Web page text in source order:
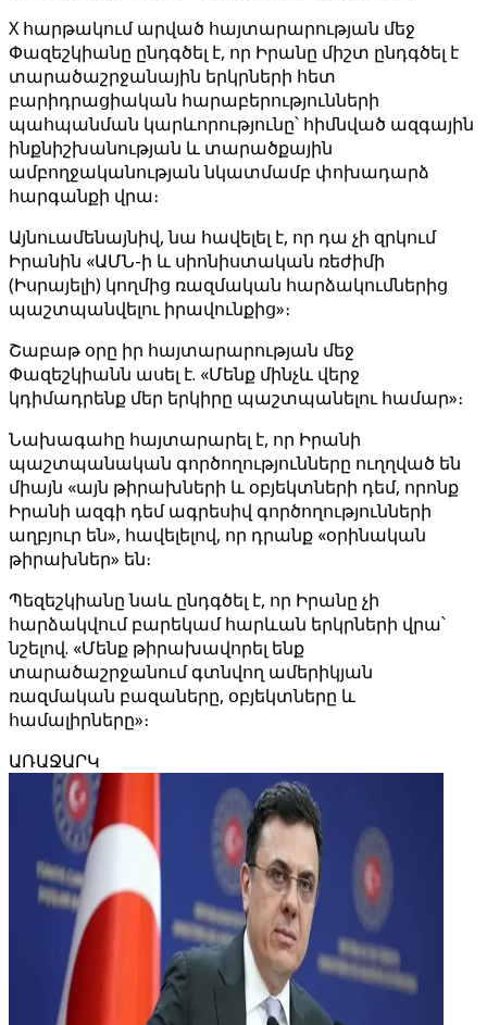
X հարթակում արված հայտարարության մեջ
Փազեշկիանը ընդգծել է, որ Իրանը միշտ ընդգծել է
տարածաշրջանային երկրների հետ
բարիդրացիական հարաբերությունների
պահպանման կարևորությունը՝ հիմնված ազգային
ինքնիշխանության և տարածքային
ամբողջականության նկատմամբ փոխադարձ
հարգանքի վրա։
Այնուամենայնիվ, նա հավելել է, որ դա չի զրկում
Իրանին «ԱՄՆ-ի և սիոնիստական ​​ռեժիմի
(Իսրայելի) կողմից ռազմական հարձակումներից
պաշտպանվելու իրավունքից»։
Շաբաթ օրը իր հայտարարության մեջ
Փազեշկիանն ասել է. «Մենք մինչև վերջ
կդիմադրենք մեր երկիրը պաշտպանելու համար»։
Նախագահը հայտարարել է, որ Իրանի
պաշտպանական գործողությունները ուղղված են
միայն «այն թիրախների և օբյեկտների դեմ, որոնք
Իրանի ազգի դեմ ագրեսիվ գործողությունների
աղբյուր են», հավելելով, որ դրանք «օրինական
թիրախներ» են։
Պեզեշկիանը նաև ընդգծել է, որ Իրանը չի
հարձակվում բարեկամ հարևան երկրների վրա՝
նշելով. «Մենք թիրախավորել ենք
տարածաշրջանում գտնվող ամերիկյան
ռազմական բազաները, օբյեկտները և
համալիրները»։
ԱՌԱՋԱՐԿ